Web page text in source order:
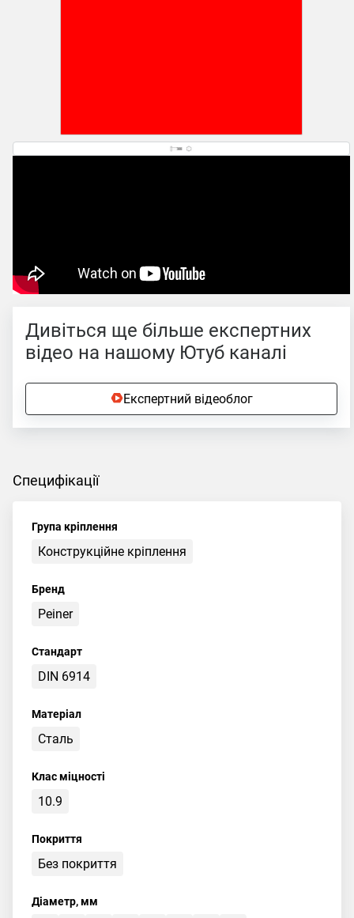
Дивіться ще більше експертних
відео на нашому Ютуб каналі
Експертний відеоблог
Специфікації
Група кріплення
Конструкційне кріплення
Бренд
Peiner
Стандарт
DIN 6914
Матеріал
Сталь
Клас міцності
10.9
Покриття
Без покриття
Діаметр, мм